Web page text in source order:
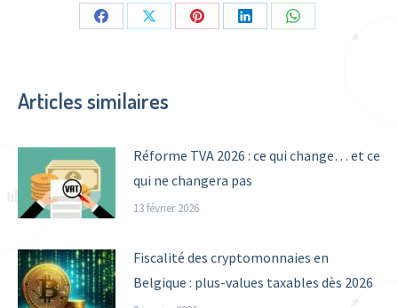
Share
Share
Share
Share
Share
Articles similaires
Réforme TVA 2026 : ce qui change… et ce
qui ne changera pas
13 février 2026
Fiscalité des cryptomonnaies en
Belgique : plus-values taxables dès 2026